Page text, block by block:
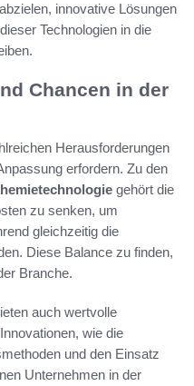
innovative Lösungen
Technologien in die
Chancen in der
Herausforderungen
erfordern. Zu den
gehört die
zu senken, um
gleichzeitig die
Diese Balance zu finden,
Branche.
auch wertvolle
wie die
und den Einsatz
Unternehmen in der